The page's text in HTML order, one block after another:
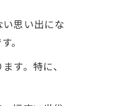
思い出にな
。
す。特に、